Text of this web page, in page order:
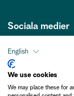
Sociala medier
Kontakt
English
We use cookies
We may place these for